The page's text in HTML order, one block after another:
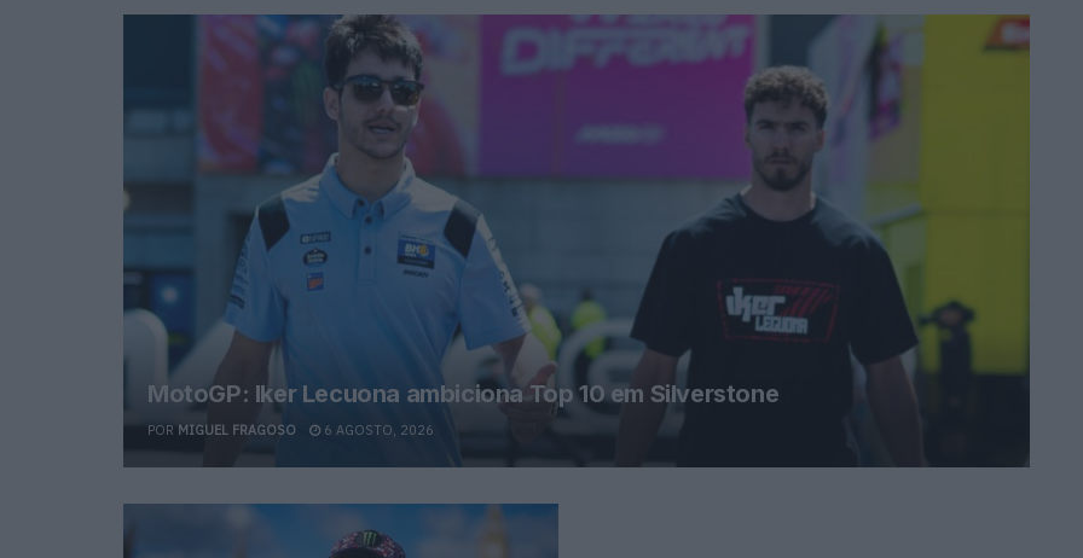
MotoGP: Iker Lecuona ambiciona Top 10 em Silverstone
POR MIGUEL FRAGOSO 6 AGOSTO, 2026